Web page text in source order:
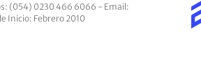
: (054) 0230 466 6066 - Email:
Inicio: Febrero 2010